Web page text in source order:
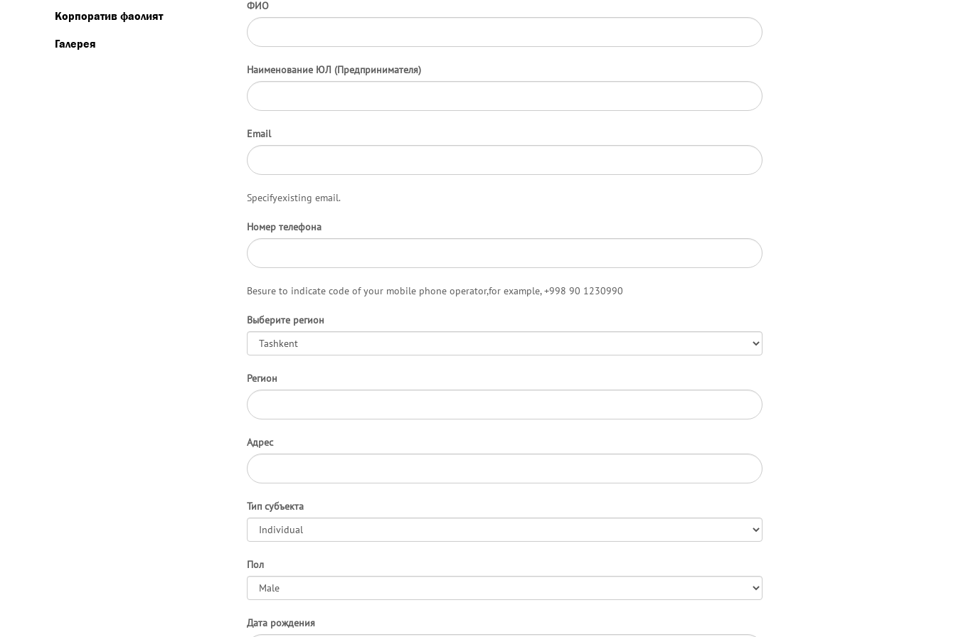
Корпоратив фаолият
Галерея
ФИО
Наименование ЮЛ (Предпринимателя)
Email
Specifyexisting email.
Номер телефона
Besure to indicate code of your mobile phone operator,for example, +998 90 1230990
Выберите регион
Регион
Адрес
Тип субъекта
Пол
Дата рождения